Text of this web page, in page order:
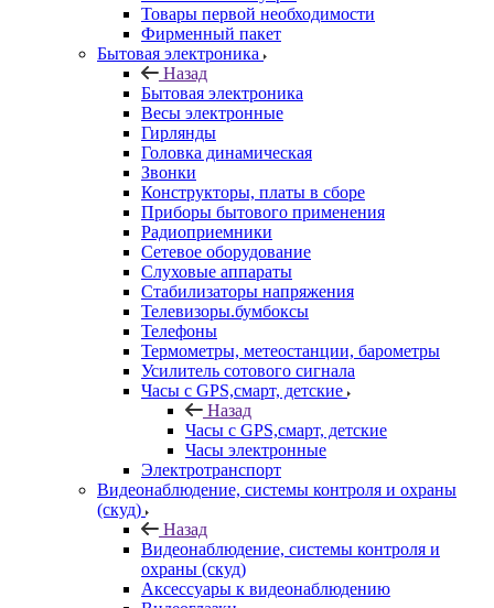
Товары первой необходимости
Фирменный пакет
Бытовая электроника
Назад
Бытовая электроника
Весы электронные
Гирлянды
Головка динамическая
Звонки
Конструкторы, платы в сборе
Приборы бытового применения
Радиоприемники
Сетевое оборудование
Слуховые аппараты
Стабилизаторы напряжения
Телевизоры.бумбоксы
Телефоны
Термометры, метеостанции, барометры
Усилитель сотового сигнала
Часы с GPS,смарт, детские
Назад
Часы с GPS,смарт, детские
Часы электронные
Электротранспорт
Видеонаблюдение, системы контроля и охраны
(скуд)
Назад
Видеонаблюдение, системы контроля и
охраны (скуд)
Аксессуары к видеонаблюдению